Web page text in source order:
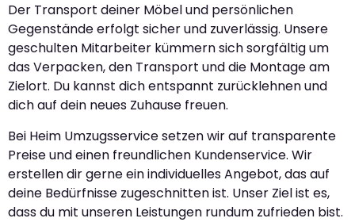
Der Transport deiner Möbel und persönlichen
Gegenstände erfolgt sicher und zuverlässig. Unsere
geschulten Mitarbeiter kümmern sich sorgfältig um
das Verpacken, den Transport und die Montage am
Zielort. Du kannst dich entspannt zurücklehnen und
dich auf dein neues Zuhause freuen.
Bei Heim Umzugsservice setzen wir auf transparente
Preise und einen freundlichen Kundenservice. Wir
erstellen dir gerne ein individuelles Angebot, das auf
deine Bedürfnisse zugeschnitten ist. Unser Ziel ist es,
dass du mit unseren Leistungen rundum zufrieden bist.